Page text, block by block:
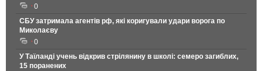
0
СБУ затримала агентів рф, які коригували удари ворога по
Миколаєву
0
У Таїланді учень відкрив стрілянину в школі: семеро загиблих,
15 поранених